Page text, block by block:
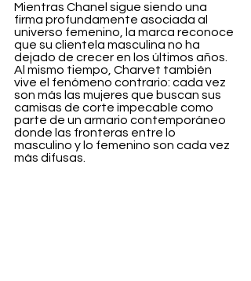
Mientras Chanel sigue siendo una
firma profundamente asociada al
universo femenino, la marca reconoce
que su clientela masculina no ha
dejado de crecer en los últimos años.
Al mismo tiempo, Charvet también
vive el fenómeno contrario: cada vez
son más las mujeres que buscan sus
camisas de corte impecable como
parte de un armario contemporáneo
donde las fronteras entre lo
masculino y lo femenino son cada vez
más difusas.